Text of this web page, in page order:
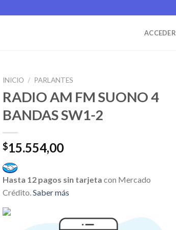
ACCEDER
INICIO / PARLANTES
RADIO AM FM SUONO 4
BANDAS SW1-2
$15.554,00
Hasta 12 pagos sin tarjeta con Mercado
Crédito. Saber más